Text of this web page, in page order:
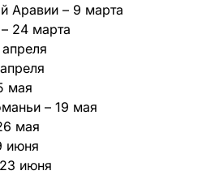
Аравии – 9 марта
24 марта
мая
– 19 мая
мая
июня
июня